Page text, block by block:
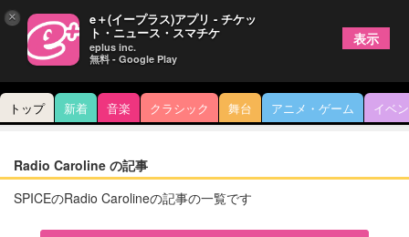
トップ 新着 音楽 クラシック 舞台 アニメ・ゲーム イベ
Radio Caroline の記事
SPICEのRadio Carolineの記事の一覧です
× e＋(イープラス)アプリ - チケッ
ト・ニュース・スマチケ
eplus inc.
無料 - Google Play
表示